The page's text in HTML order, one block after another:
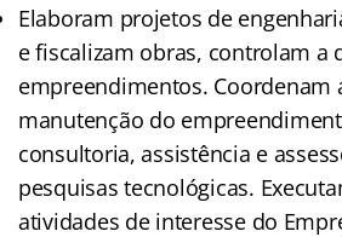
Elaboram projetos de
e fiscalizam obras, controlam a
empreendimentos. Coordenam
manutenção do
consultoria, assistência e
pesquisas tecnológicas.
atividades de interesse do